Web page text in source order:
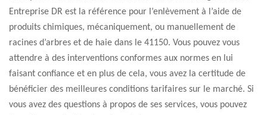
Entreprise DR est la référence pour l’enlèvement à l’aide de
produits chimiques, mécaniquement, ou manuellement de
racines d’arbres et de haie dans le 41150. Vous pouvez vous
attendre à des interventions conformes aux normes en lui
faisant confiance et en plus de cela, vous avez la certitude de
bénéficier des meilleures conditions tarifaires sur le marché. Si
vous avez des questions à propos de ses services, vous pouvez